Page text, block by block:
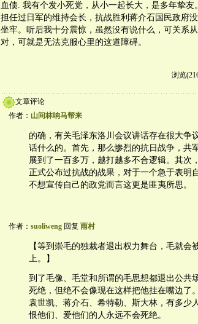
血债. 我有个发小死党，从小一起长大，是多年挚
担任过日军的维持会长，抗战胜利蒋介石国民政府
坐牢。听后我十分震惊，虽然没有说什么，可关系
对，可就是无法克服心里的这道障碍。
浏览
文章评论
作者： 山间林响马帮来
的确，有关毛泽东洛川会议讲话存在很大争
话什么的。首先，那么惨烈的抗日战争，共
展到了一百多万，越打越多不合逻辑。其次
正式公布过抗战的战果，对于一个急于表明
不想宣传自己的政党而言这更是匪夷所思。
作者： suoliweng回复 雨村
【等到崇毛的独裁者退出权力舞台，毛就会
上。】
到了毛像、毛堂和所谓的毛思想都退出公共
死绝，但绝不会像现在这样把他挂在嘴边了
袁世凯、蒋介石、希特勒、斯大林，有多少
恨他们、爱他们的人永远不会死绝。